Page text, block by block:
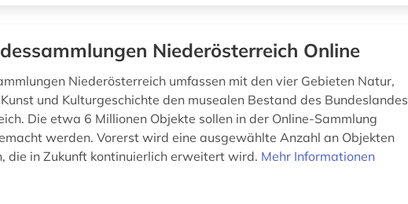
Niederösterreich Online
Niederösterreich umfassen mit den vier Gebieten Natur,
und Kulturgeschichte den musealen Bestand des Bundeslandes
Die etwa 6 Millionen Objekte sollen in der Online-Sammlung
werden. Vorerst wird eine ausgewählte Anzahl an Objekten
die in Zukunft kontinuierlich erweitert wird. Mehr Informationen